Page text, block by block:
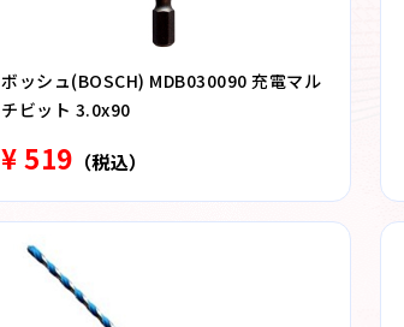
ボッシュ(BOSCH) MDB030090 充電マル
チビット 3.0x90
¥ 519 （税込）